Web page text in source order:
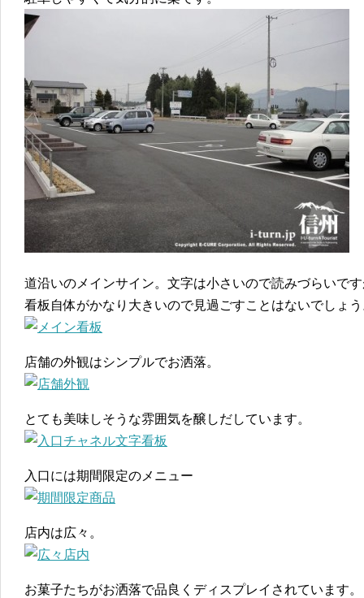
道沿いのメインサイン。文字は小さいので読みづらいで
看板自体がかなり大きいので見過ごすことはないでしょ
店舗の外観はシンプルでお洒落。
とても美味しそうな雰囲気を醸しだしています。
入口には期間限定のメニュー
店内は広々。
お菓子たちがお洒落で品良くディスプレイされています。